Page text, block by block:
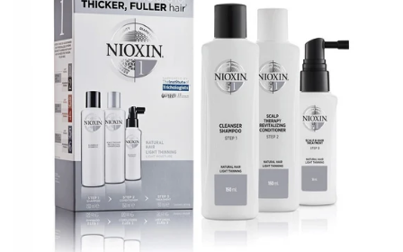
BASHÍA PRO
DS LABS
FLORACTIVE